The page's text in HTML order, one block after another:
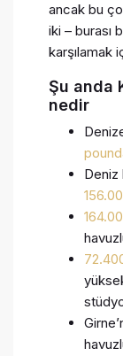
ancak bu
iki – burası
karşılamak
Şu anda
nedir
Deniz